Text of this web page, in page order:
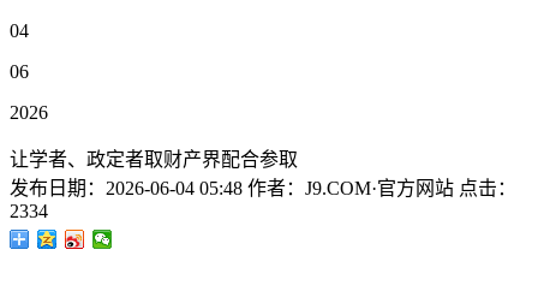
04
06
2026
让学者、政定者取财产界配合参取
发布日期： 2026-06-04 05:48 作者： J9.COM·官方网站 点击：
2334